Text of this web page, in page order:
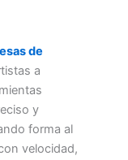
de
a
y
forma al
velocidad,